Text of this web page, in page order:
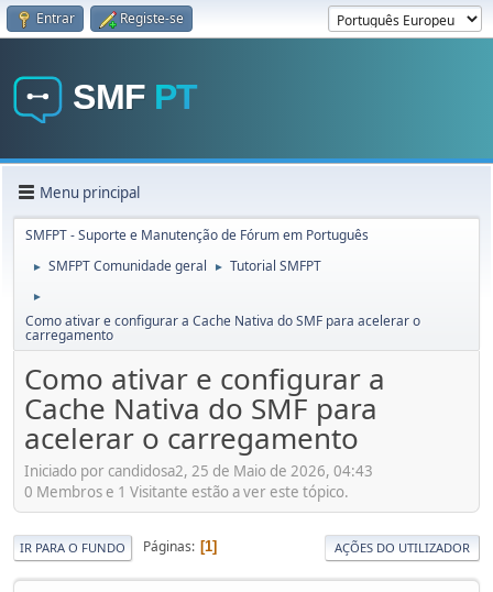
Entrar Registe-se
Menu principal
SMFPT - Suporte e Manutenção de Fórum em Português
► SMFPT Comunidade geral ► Tutorial SMFPT
►
Como ativar e configurar a Cache Nativa do SMF para acelerar o
carregamento
Como ativar e configurar a
Cache Nativa do SMF para
acelerar o carregamento
Iniciado por candidosa2, 25 de Maio de 2026, 04:43
0 Membros e 1 Visitante estão a ver este tópico.
IR PARA O FUNDO Páginas 1 AÇÕES DO UTILIZADOR